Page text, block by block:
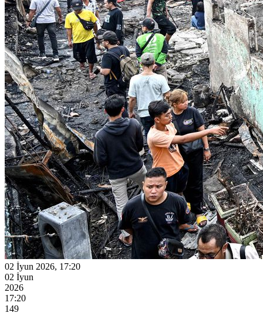
02 İyun 2026, 17:20
02 İyun
2026
17:20
149